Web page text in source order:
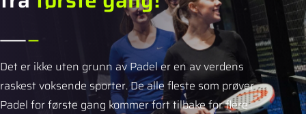
Det er ikke uten grunn av Padel er en av verdens
raskest voksende sporter. De alle fleste som prøver
Padel for første gang kommer fort tilbake for flere